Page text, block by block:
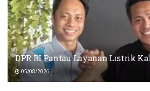
DPR RI Pantau Layanan Listrik
05/08/2026